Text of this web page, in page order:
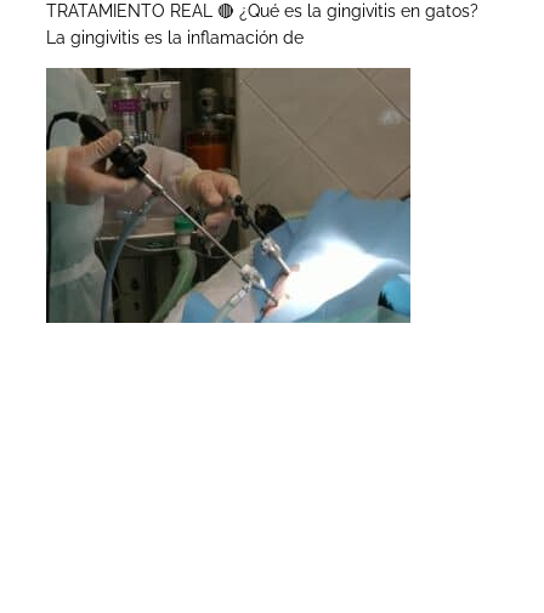
TRATAMIENTO REAL 🔴 ¿Qué es la gingivitis en gatos?
La gingivitis es la inflamación de